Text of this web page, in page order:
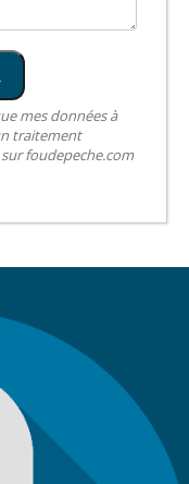
mes données à
traitement
foudepeche.com